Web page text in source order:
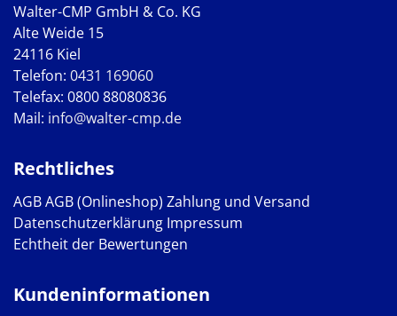
Walter-CMP GmbH & Co. KG
Alte Weide 15
24116 Kiel
Telefon: 0431 169060
Telefax: 0800 88080836
Mail: info@walter-cmp.de
Rechtliches
AGBAGB (Onlineshop) Zahlung und Versand
Datenschutzerklärung Impressum
Echtheit der Bewertungen
Kundeninformationen